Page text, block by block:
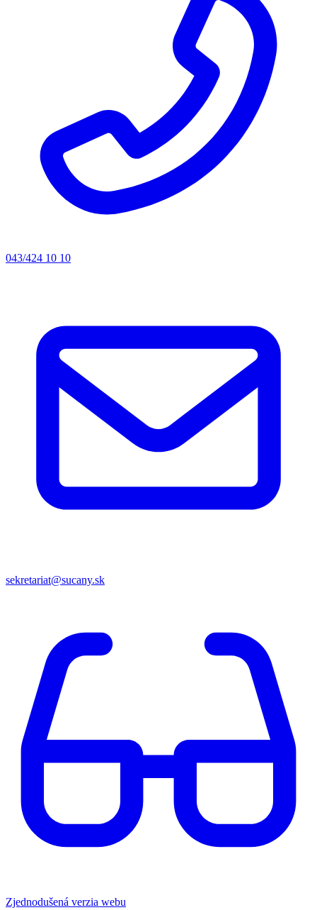
043/424 10 10
sekretariat@sucany.sk
Zjednodušená verzia webu